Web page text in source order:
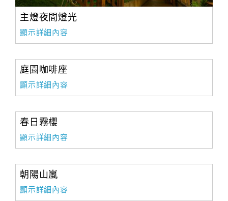
主燈夜間燈光
顯示詳細內容
庭園咖啡座
顯示詳細內容
春日霧櫻
顯示詳細內容
朝陽山嵐
顯示詳細內容